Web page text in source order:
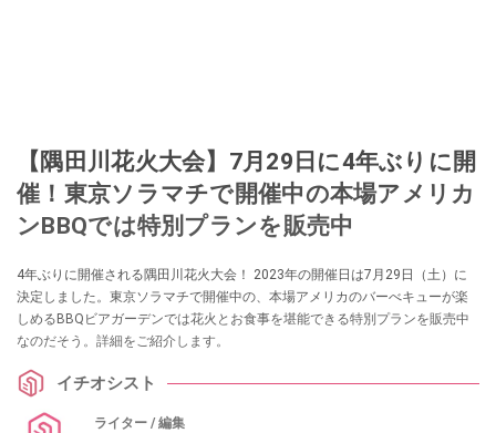
【隅田川花火大会】7月29日に4年ぶりに開
催！東京ソラマチで開催中の本場アメリカ
ンBBQでは特別プランを販売中
4年ぶりに開催される隅田川花火大会！ 2023年の開催日は7月29日（土）に
決定しました。東京ソラマチで開催中の、本場アメリカのバーべキューが楽
しめるBBQビアガーデンでは花火とお食事を堪能できる特別プランを販売中
なのだそう。詳細をご紹介します。
イチオシスト
ライター / 編集